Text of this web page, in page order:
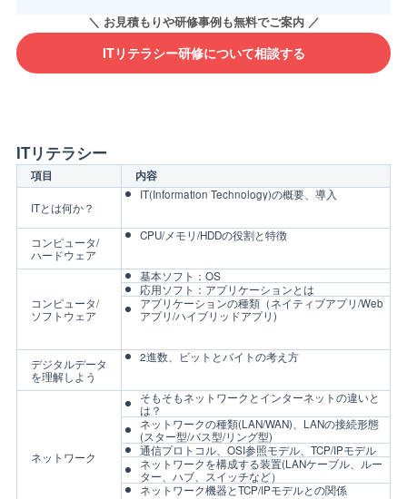
ITリテラシー研修について相談する
ITリテラシー
項目 内容
ITとは何か？
IT(Information Technology)の概要、導入
コンピュータ/
ハードウェア
CPU/メモリ/HDDの役割と特徴
コンピュータ/
ソフトウェア
基本ソフト：OS
応用ソフト：アプリケーションとは
アプリケーションの種類（ネイティブアプリ/Web
アプリ/ハイブリッドアプリ)
デジタルデータ
を理解しよう
2進数、ビットとバイトの考え方
ネットワーク
そもそもネットワークとインターネットの違いと
は？
ネットワークの種類(LAN/WAN)、LANの接続形態
(スター型/バス型/リング型)
通信プロトコル、OSI参照モデル、TCP/IPモデル
ネットワークを構成する装置(LANケーブル、ルー
ター、ハブ、スイッチなど）
ネットワーク機器とTCP/IPモデルとの関係